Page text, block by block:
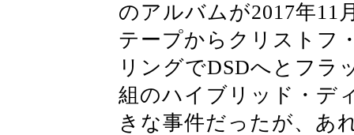
のアルバムが2017年11
テープからクリストフ
リングでDSDへとフラ
組のハイブリッド・デ
きな事件だったが、あ